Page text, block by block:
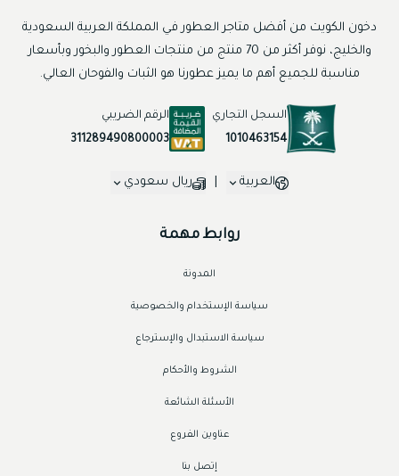
روابط مهمة
المدونة
سياسة الإستخدام والخصوصية
سياسة الاستبدال والإسترجاع
الشروط والأحكام
الأسئلة الشائعة
عناوين الفروع
إتصل بنا
دخون الكويت من أفضل متاجر العطور في المملكة العربية السعودية
والخليج، نوفر أكثر من 70 منتج من منتجات العطور والبخور وبأسعار
مناسبة للجميع أهم ما يميز عطورنا هو الثبات والفوحان العالي.
السجل التجاري
1010463154
الرقم الضريبي
311289490800003
العربية ريال سعودي